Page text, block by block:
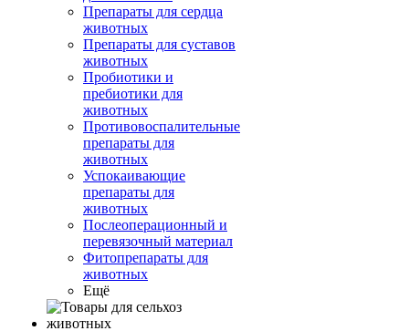
Препараты для сердца
животных
Препараты для суставов
животных
Пробиотики и
пребиотики для
животных
Противовоспалительные
препараты для
животных
Успокаивающие
препараты для
животных
Послеоперационный и
перевязочный материал
Фитопрепараты для
животных
Ещё